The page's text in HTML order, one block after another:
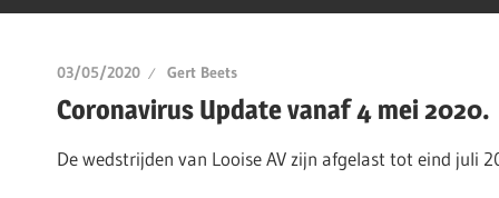
03/05/2020 Gert Beets
Coronavirus Update vanaf 4 mei 2020.
De wedstrijden van Looise AV zijn afgelast tot eind juli